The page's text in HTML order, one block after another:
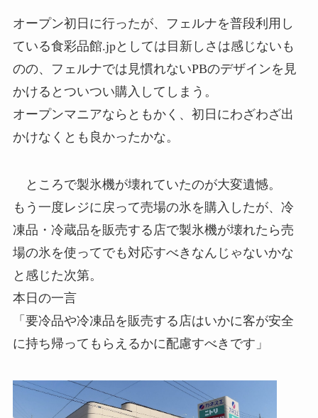
オープン初日に行ったが、フェルナを普段利用し
ている食彩品館.jpとしては目新しさは感じないも
のの、フェルナでは見慣れないPBのデザインを見
かけるとついつい購入してしまう。
オープンマニアならともかく、初日にわざわざ出
かけなくとも良かったかな。
ところで製氷機が壊れていたのが大変遺憾。
もう一度レジに戻って売場の氷を購入したが、冷
凍品・冷蔵品を販売する店で製氷機が壊れたら売
場の氷を使ってでも対応すべきなんじゃないかな
と感じた次第。
本日の一言
「要冷品や冷凍品を販売する店はいかに客が安全
に持ち帰ってもらえるかに配慮すべきです」